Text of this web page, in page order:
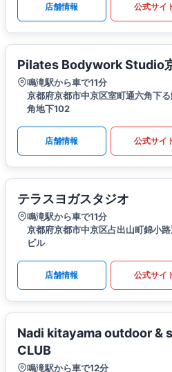
店舗情報 公式サイ
Pilates Bodywork Studio
鳴滝駅から車で11分
京都府京都市中京区室町通六角下
角地下102
店舗情報 公式サイ
テラスヨガスタジオ
鳴滝駅から車で11分
京都府京都市中京区占出山町錦小
ビル
店舗情報 公式サイ
Nadi kitayama outdoor &
CLUB
鳴滝駅から車で12分